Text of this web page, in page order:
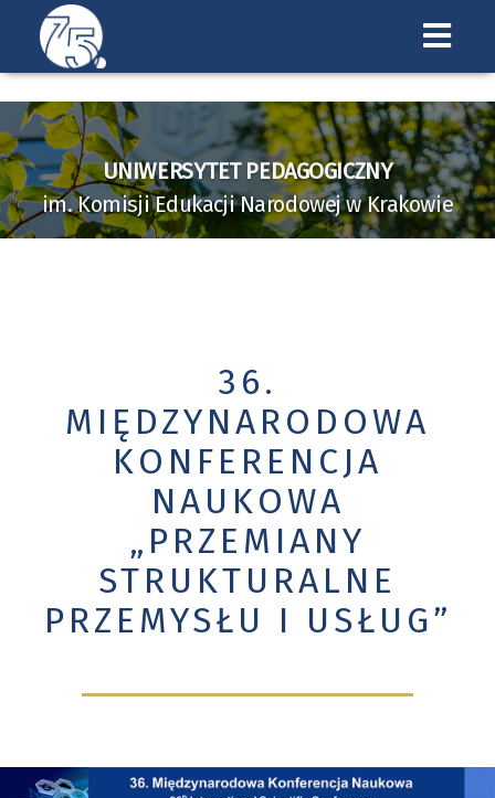
Uniwersytet
Pedagogiczny
w
Krakowie
UNIWERSYTET PEDAGOGICZNY
im. Komisji Edukacji Narodowej w Krakowie
36.
MIĘDZYNARODOWA
KONFERENCJA
NAUKOWA
„PRZEMIANY
STRUKTURALNE
PRZEMYSŁU I USŁUG”